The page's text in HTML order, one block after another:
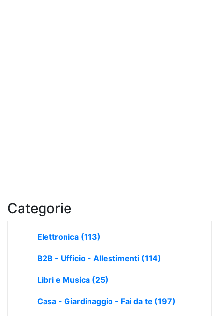
Categorie
Elettronica (113)
B2B - Ufficio - Allestimenti (114)
Libri e Musica (25)
Casa - Giardinaggio - Fai da te (197)